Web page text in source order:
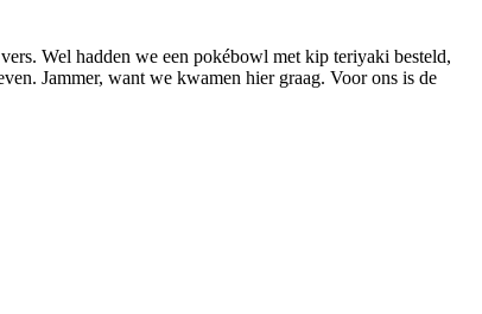
Wel hadden we een pokébowl met kip teriyaki besteld,
Jammer, want we kwamen hier graag. Voor ons is de